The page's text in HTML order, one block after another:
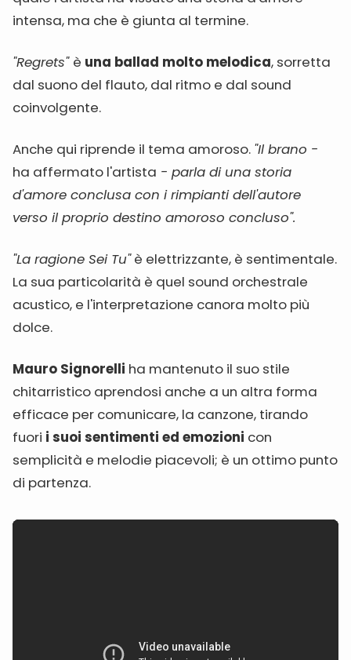
intensa, ma che è giunta al termine.
"Regrets" è una ballad molto melodica, sorretta
dal suono del flauto, dal ritmo e dal sound
coinvolgente.
Anche qui riprende il tema amoroso. "Il brano -
ha affermato l'artista - parla di una storia
d'amore conclusa con i rimpianti dell'autore
verso il proprio destino amoroso concluso".
"La ragione Sei Tu"è elettrizzante, è sentimentale.
La sua particolarità è quel sound orchestrale
acustico, e l'interpretazione canora molto più
dolce.
Mauro Signorelli ha mantenuto il suo stile
chitarristico aprendosi anche a un altra forma
efficace per comunicare, la canzone, tirando
fuori i suoi sentimenti ed emozioni con
semplicità e melodie piacevoli; è un ottimo punto
di partenza.